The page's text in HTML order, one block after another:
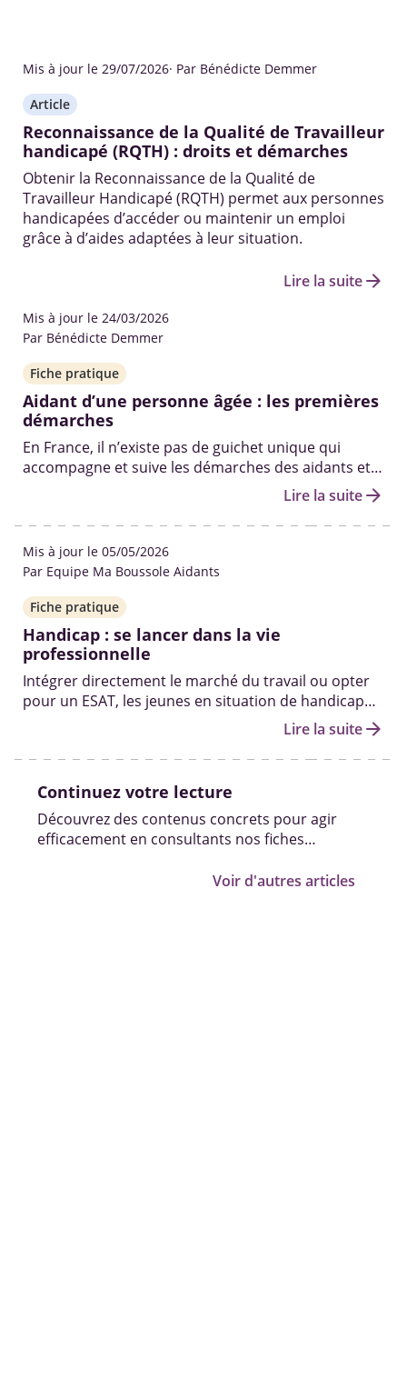
Mis à jour le 29/07/2026· Par Bénédicte Demmer
Article
Reconnaissance de la Qualité de Travailleur
handicapé (RQTH) : droits et démarches
Obtenir la Reconnaissance de la Qualité de
Travailleur Handicapé (RQTH) permet aux personnes
handicapées d’accéder ou maintenir un emploi
grâce à d’aides adaptées à leur situation.
Lire la suitearrow_forward
Mis à jour le 24/03/2026
Par Bénédicte Demmer
Fiche pratique
Aidant d’une personne âgée : les premières
démarches
En France, il n’existe pas de guichet unique qui
accompagne et suive les démarches des aidants et
de leurs proches tout au long de leurs parcours. Il
n’existe pas non plus de statut d’aidant officiel à
obtenir.
Lire la suitearrow_forward
Mis à jour le 05/05/2026
Par Equipe Ma Boussole Aidants
Fiche pratique
Handicap : se lancer dans la vie
professionnelle
Intégrer directement le marché du travail ou opter
pour un ESAT, les jeunes en situation de handicap
peuvent compter sur plusieurs dispositifs
d’accompagnement pour réussir leur insertion.
Lire la suitearrow_forward
Continuez votre lecture
Découvrez des contenus concrets pour agir
efficacement en consultants nos fiches
Voir d'autres articles